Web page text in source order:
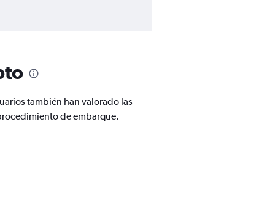
también han valorado las
de embarque.